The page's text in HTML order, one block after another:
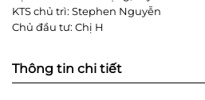
KTS chủ trì: Stephen Nguyễn
Chủ đầu tư: Chị H
Thông tin chi tiết